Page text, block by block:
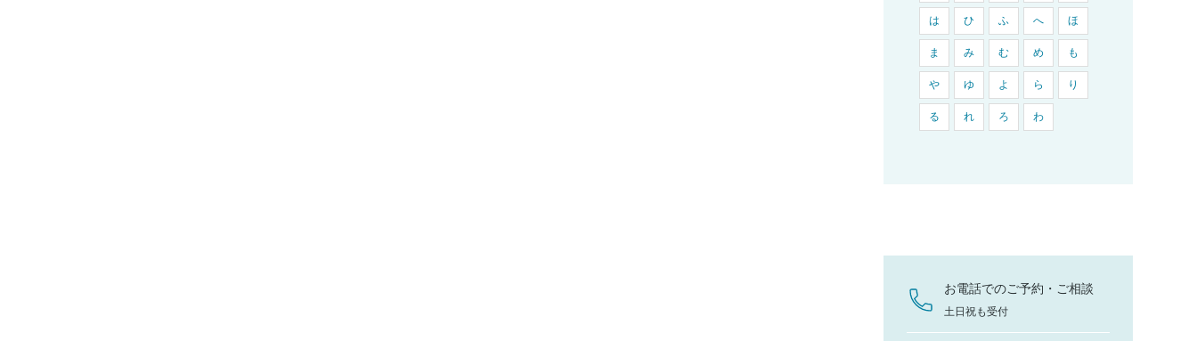
は ひ ふ へ ほ
ま み む め も
や ゆ よ ら り
る れ ろ わ
お電話でのご予約・ご相談
土日祝も受付